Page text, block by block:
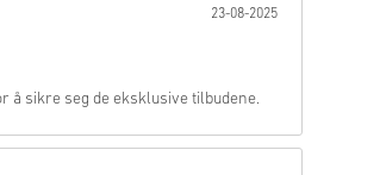
23-08-2025
å sikre seg de eksklusive tilbudene.